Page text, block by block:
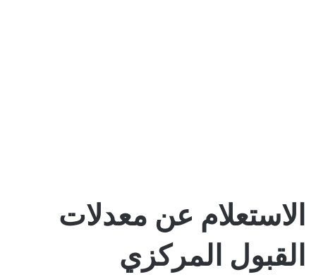
الاستعلام عن معدلات
القبول المركزي